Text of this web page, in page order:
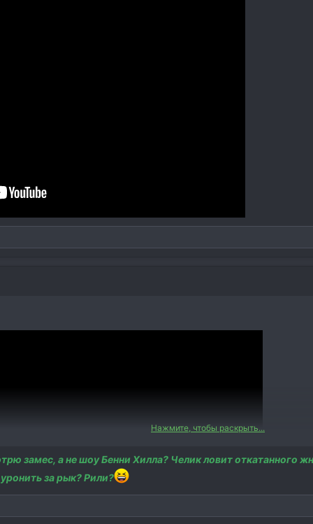
Нажмите, чтобы раскрыть...
замес, а не шоу Бенни Хилла? Челик ловит откатанного
за рык? Рили?